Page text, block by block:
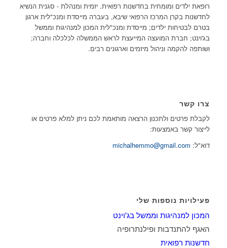
רופאת ילדים ומומחית בחדשנות רפואית. יזמית ומנהלת - סגנית הנשיא
לחדשנות בקרן המרכז הרפואי שיבא, בעברה מייסדת ומנכ"לית ארגון
בטרם לבטיחות ילדים; מייסדת ומנכ"לית המכון למנהיגות וממשל
בג'וינט; חברת המועצה המייעצת לראש הממשלה לכלכלה וחברה;
ושותפה להקמה וניהול מיזמים וארגונים רבים.
צרו קשר
לקבלת פרטים ולתכנון הרצאה מותאמת לכם ניתן למלא פרטים או
לייצור קשר באמצעות:
דוא"ל: michalhemmo@gmail.com
פעילויות נוספות שלי
המכון למנהיגות וממשל בג'וינט
האגף להתנדבות ופילנתרופיה
חדשנות רפואית